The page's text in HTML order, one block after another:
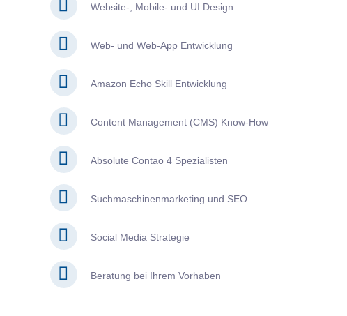
Website-, Mobile- und UI Design
Web- und Web-App Entwicklung
Amazon Echo Skill Entwicklung
Content Management (CMS) Know-How
Absolute Contao 4 Spezialisten
Suchmaschinenmarketing und SEO
Social Media Strategie
Beratung bei Ihrem Vorhaben